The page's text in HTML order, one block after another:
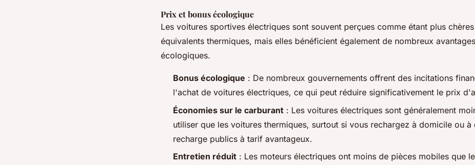
Prix et bonus écologique
Les voitures sportives électriques sont souvent perçues comme étant plus
équivalents thermiques, mais elles bénéficient également de nombreux
écologiques.
Bonus écologique : De nombreux gouvernements offrent des incitations
l'achat de voitures électriques, ce qui peut réduire significativement le prix
Économies sur le carburant : Les voitures électriques sont généralement
utiliser que les voitures thermiques, surtout si vous rechargez à domicile ou à
recharge publics à tarif avantageux.
Entretien réduit : Les moteurs électriques ont moins de pièces mobiles que